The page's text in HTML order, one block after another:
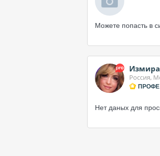
Можете попасть в
Измира
Россия,
Нет даных для